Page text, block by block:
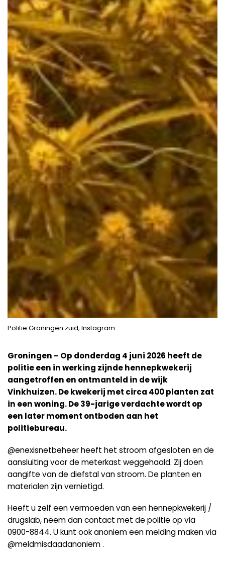
Politie Groningen zuid, Instagram
Groningen – Op donderdag 4 juni 2026 heeft de
politie een in werking zijnde hennepkwekerij
aangetroffen en ontmanteld in de wijk
Vinkhuizen. De kwekerij met circa 400 planten zat
in een woning. De 39-jarige verdachte wordt op
een later moment ontboden aan het
politiebureau.
@enexisnetbeheer heeft het stroom afgesloten en de
aansluiting voor de meterkast weggehaald. Zij doen
aangifte van de diefstal van stroom. De planten en
materialen zijn vernietigd.
Heeft u zelf een vermoeden van een hennepkwekerij /
drugslab, neem dan contact met de politie op via
0900-8844. U kunt ook anoniem een melding maken via
@meldmisdaadanoniem .